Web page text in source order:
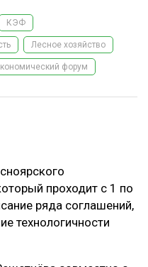
КЭФ
Лесное хозяйство
форум
проходит с 1 по
ряда соглашений,
технологичности